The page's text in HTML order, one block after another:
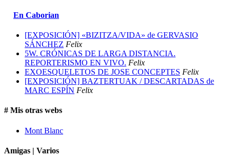
En Caborian
[EXPOSICIÓN] «BIZITZA/VIDA» de GERVASIO
SÁNCHEZ Felix
5W. CRÓNICAS DE LARGA DISTANCIA.
REPORTERISMO EN VIVO. Felix
EXOESQUELETOS DE JOSE CONCEPTES Felix
[EXPOSICIÓN] BAZTERTUAK / DESCARTADAS de
MARC ESPÍN Felix
# Mis otras webs
Mont Blanc
Amigas | Varios